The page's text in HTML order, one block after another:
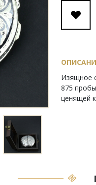
Изящное
875
ценящей